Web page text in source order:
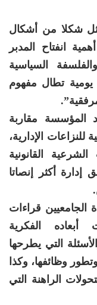
شكلا من أشكال
انفتاح المدبر
السياسية
يومية تطال مفهوم
المؤسسة مقاربة
الإدارية،
القانونية
إدارة أكثر إنصاتا
الجامعيين قراءات
أبعاده الفكرية
التي يطرحها
وظائفها، وكذا
الراهنة التي